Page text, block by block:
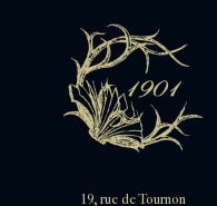
19, rue de Tournon